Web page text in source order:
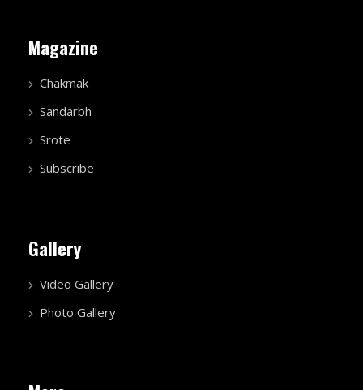
Magazine
Chakmak
Sandarbh
Srote
Subscribe
Gallery
Video Gallery
Photo Gallery